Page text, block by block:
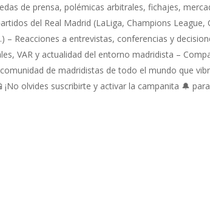
de prensa, polémicas arbitrales, fichajes,
del Real Madrid (LaLiga, Champions League,
– Reacciones a entrevistas, conferencias y
VAR y actualidad del entorno madridista –
de madridistas de todo el mundo que
olvides suscribirte y activar la campanita 🔔